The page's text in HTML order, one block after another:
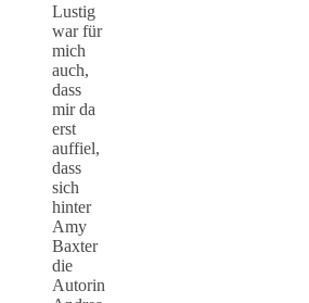
Lustig
war für
mich
auch,
dass
mir da
erst
auffiel,
dass
sich
hinter
Amy
Baxter
die
Autorin